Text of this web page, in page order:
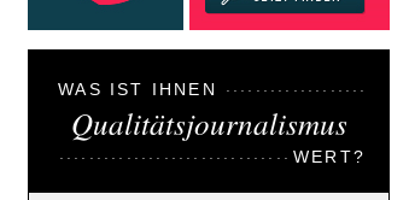
WAS IST IHNEN
Qualitätsjournalismus
WERT?